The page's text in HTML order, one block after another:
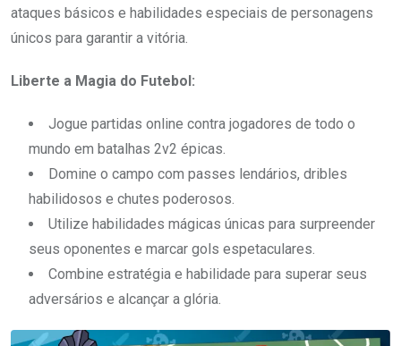
ataques básicos e habilidades especiais de personagens
únicos para garantir a vitória.
Liberte a Magia do Futebol:
Jogue partidas online contra jogadores de todo o
mundo em batalhas 2v2 épicas.
Domine o campo com passes lendários, dribles
habilidosos e chutes poderosos.
Utilize habilidades mágicas únicas para surpreender
seus oponentes e marcar gols espetaculares.
Combine estratégia e habilidade para superar seus
adversários e alcançar a glória.